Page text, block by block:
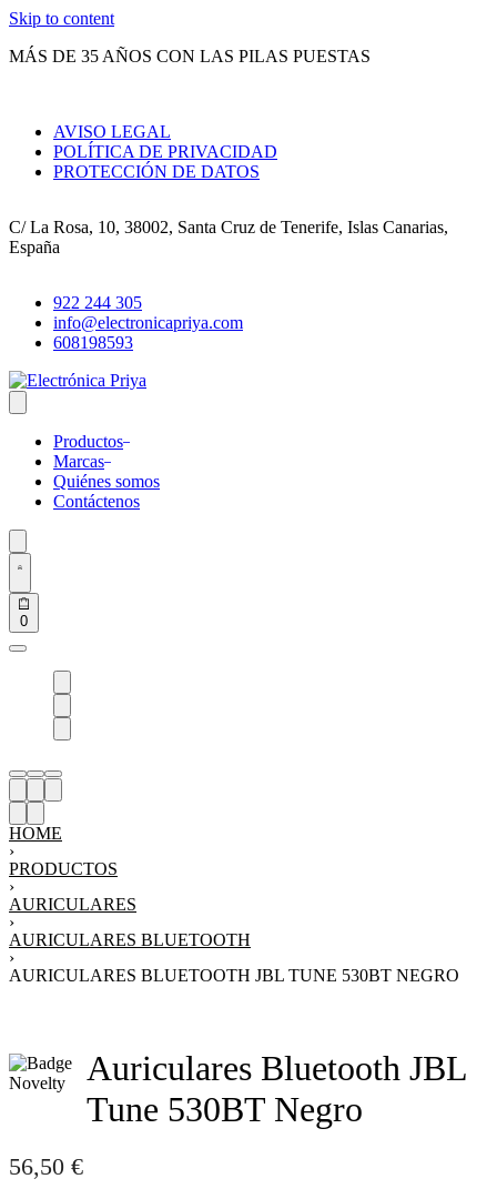
Skip to content
MÁS DE 35 AÑOS CON LAS PILAS PUESTAS
AVISO LEGAL
POLÍTICA DE PRIVACIDAD
PROTECCIÓN DE DATOS
C/ La Rosa, 10, 38002, Santa Cruz de Tenerife, Islas Canarias,
España
922 244 305
info@electronicapriya.com
608198593
Productos
Marcas
Quiénes somos
Contáctenos
0
HOME
›
PRODUCTOS
›
AURICULARES
›
AURICULARES BLUETOOTH
›
AURICULARES BLUETOOTH JBL TUNE 530BT NEGRO
Auriculares Bluetooth JBL
Tune 530BT Negro
56,50 €